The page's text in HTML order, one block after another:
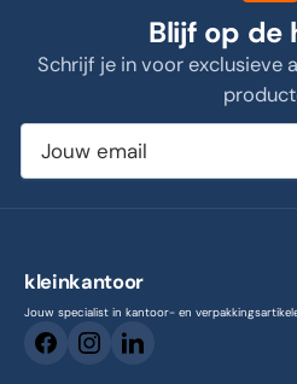
Blijf op de
Schrijf je in voor exclusieve
Jouw
email
kleinkantoor
Jouw specialist in kantoor- en